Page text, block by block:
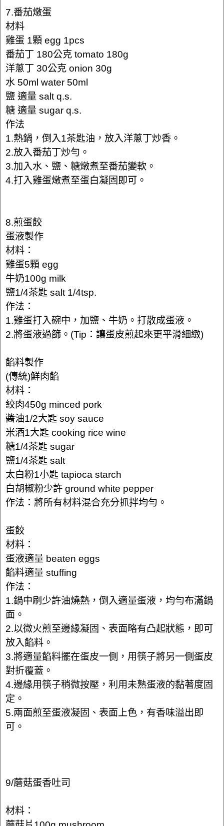
7.番茄燉蛋
材料
雞蛋 1顆 egg 1pcs
番茄丁 180公克 tomato 180g
洋蔥丁 30公克 onion 30g
水 50ml water 50ml
鹽 適量 salt q.s.
糖 適量 sugar q.s.
作法
1.熱鍋，倒入1茶匙油，放入洋蔥丁炒香。
2.放入番茄丁炒勻。
3.加入水、鹽、糖燉煮至番茄變軟。
4.打入雞蛋燉煮至蛋白凝固即可。
8.煎蛋餃
蛋液製作
材料：
雞蛋5顆 egg
牛奶100g milk
鹽1/4茶匙 salt 1/4tsp.
作法：
1.雞蛋打入碗中，加鹽、牛奶。打散成蛋液。
2.將蛋液過篩。(Tip：讓蛋皮煎起來更平滑細緻)
餡料製作
(傳統)鮮肉餡
材料：
絞肉450g minced pork
醬油1/2大匙 soy sauce
米酒1大匙 cooking rice wine
糖1/4茶匙 sugar
鹽1/4茶匙 salt
太白粉1小匙 tapioca starch
白胡椒粉少許 ground white pepper
作法：將所有材料混合充分抓拌均勻。
蛋餃
材料：
蛋液適量 beaten eggs
餡料適量 stuffing
作法：
1.鍋中刷少許油燒熱，倒入適量蛋液，均勻布滿鍋
面。
2.以微火煎至邊緣凝固、表面略有凸起狀態，即可
放入餡料。
3.將適量餡料擺在蛋皮一側，用筷子將另一側蛋皮
對折覆蓋。
4.邊緣用筷子稍微按壓，利用未熟蛋液的黏著度固
定。
5.兩面煎至蛋液凝固、表面上色，有香味溢出即
可。
9/蘑菇蛋香吐司
材料：